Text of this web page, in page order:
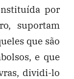
por
suportam
que são
e que
dividi-lo